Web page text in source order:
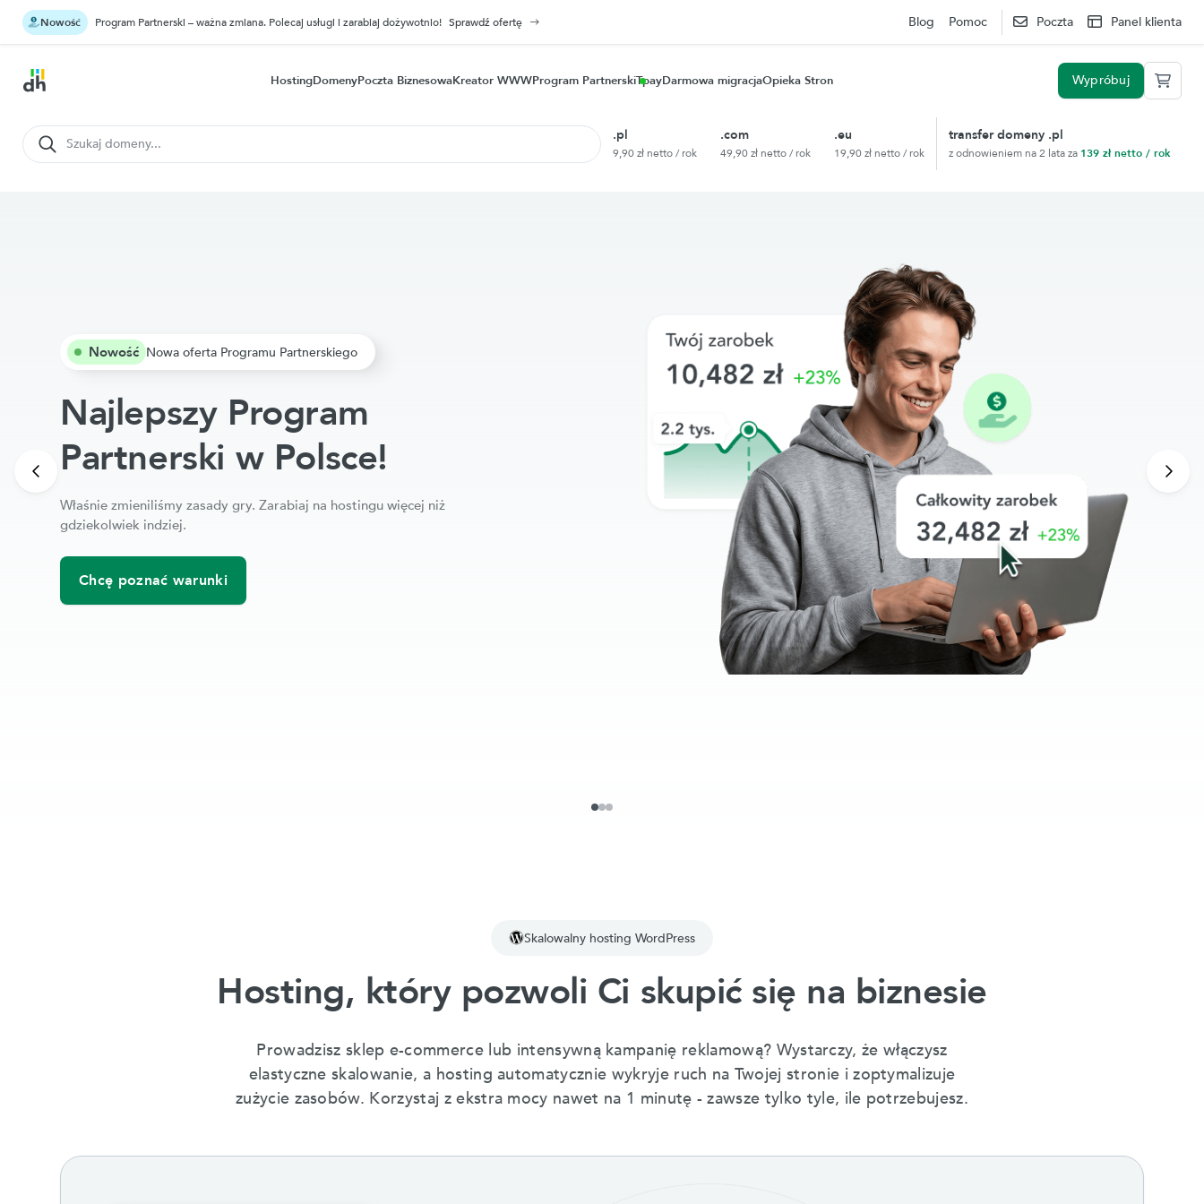
Nowość Program Partnerski – ważna zmiana. Polecaj usługi i zarabiaj dożywotnio! Sprawdź ofertę Blog Pomoc Poczta Panel klienta
HostingDomenyPoczta BiznesowaKreator WWWProgram PartnerskiTpayDarmowa migracjaOpieka Stron Wypróbuj
.pl
9,90 zł netto / rok
.com
49,90 zł netto / rok
.eu
19,90 zł netto / rok
transfer domeny .pl
z odnowieniem na 2 lata za 139 zł netto / rok
Nowość Nowa oferta Programu Partnerskiego
Najlepszy Program
Partnerski w Polsce!
Właśnie zmieniliśmy zasady gry. Zarabiaj na hostingu więcej niż
gdziekolwiek indziej.
Chcę poznać warunki
Skalowalny hosting WordPress
Hosting, który pozwoli Ci skupić się na biznesie
Prowadzisz sklep e-commerce lub intensywną kampanię reklamową? Wystarczy, że włączysz
elastyczne skalowanie, a hosting automatycznie wykryje ruch na Twojej stronie i zoptymalizuje
zużycie zasobów. Korzystaj z ekstra mocy nawet na 1 minutę - zawsze tylko tyle, ile potrzebujesz.